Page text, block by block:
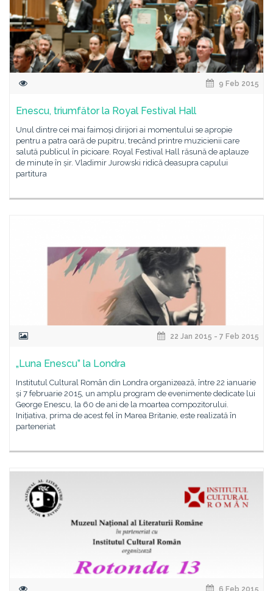
9 Feb 2015
Enescu, triumfător la Royal Festival Hall
Unul dintre cei mai faimoși dirijori ai momentului se apropie
pentru a patra oară de pupitru, trecând printre muzicienii care
salută publicul în picioare. Royal Festival Hall răsună de aplauze
de minute în șir. Vladimir Jurowski ridică deasupra capului
partitura
22 Jan 2015 - 7 Feb 2015
„Luna Enescu” la Londra
Institutul Cultural Român din Londra organizează, între 22 ianuarie
și 7 februarie 2015, un amplu program de evenimente dedicate lui
George Enescu, la 60 de ani de la moartea compozitorului.
Inițiativa, prima de acest fel în Marea Britanie, este realizată în
parteneriat
6 Feb 2015